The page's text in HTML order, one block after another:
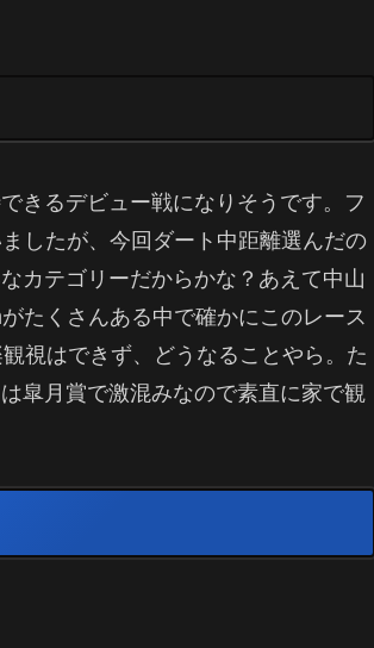
きるデビュー戦になりそうです。フ
したが、今回ダート中距離選んだの
カテゴリーだからかな？あえて中山
たくさんある中で確かにこのレース
視はできず、どうなることやら。た
皐月賞で激混みなので素直に家で観